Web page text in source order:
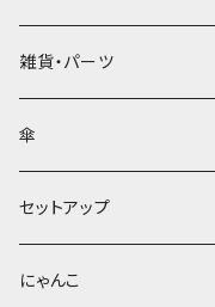
雑貨・パーツ
傘
セットアップ
にゃんこ